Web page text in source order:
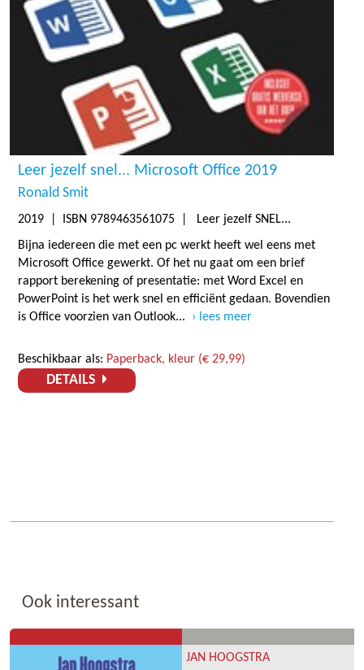
Leer jezelf snel... Microsoft Office 2019
Ronald Smit
2019 | ISBN 9789463561075 | Leer jezelf SNEL...
Bijna iedereen die met een pc werkt heeft wel eens met
Microsoft Office gewerkt. Of het nu gaat om een brief
rapport berekening of presentatie: met Word Excel en
PowerPoint is het werk snel en efficiënt gedaan. Bovendien
is Office voorzien van Outlook...
lees meer
Beschikbaar als: Paperback, kleur (€ 29,99)
DETAILS
Ook interessant
JAN HOOGSTRA